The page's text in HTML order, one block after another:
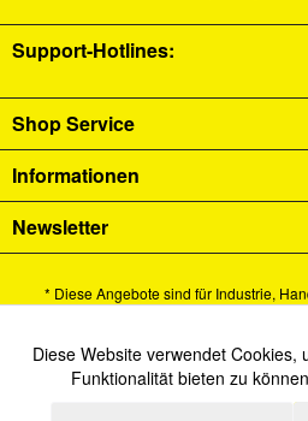
Support-Hotlines:
Shop Service
Informationen
Newsletter
* Diese Angebote sind für Industrie,
Alle Preise verstehen sich zzgl.
Nachnahmegebühren, wenn
Funktionale
Diese Website verwendet Cookies,
Funktionalität bieten zu